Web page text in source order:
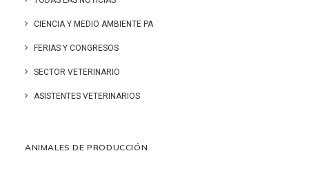
CIENCIA Y MEDIO AMBIENTE PA
FERIAS Y CONGRESOS
SECTOR VETERINARIO
ASISTENTES VETERINARIOS
ANIMALES DE PRODUCCIÓN